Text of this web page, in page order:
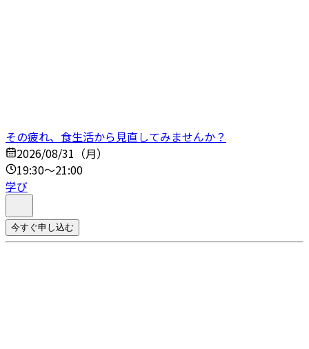
その疲れ、食生活から見直してみませんか？
2026/08/31（月）
19:30～21:00
学び
今すぐ申し込む